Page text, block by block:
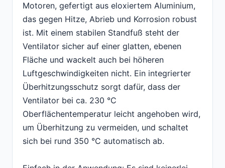
Motoren, gefertigt aus eloxiertem Aluminium,
das gegen Hitze, Abrieb und Korrosion robust
ist. Mit einem stabilen Standfuß steht der
Ventilator sicher auf einer glatten, ebenen
Fläche und wackelt auch bei höheren
Luftgeschwindigkeiten nicht. Ein integrierter
Überhitzungsschutz sorgt dafür, dass der
Ventilator bei ca. 230 °C
Oberflächentemperatur leicht angehoben wird,
um Überhitzung zu vermeiden, und schaltet
sich bei rund 350 °C automatisch ab.